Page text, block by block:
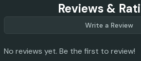
Reviews &
Write a Review
No reviews yet. Be the first to review!